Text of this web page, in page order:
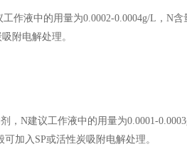
作液中的用量为0.0002-0.0004g/L，N
附电解处理。
，N建议工作液中的用量为0.0001-
加入SP或活性炭吸附电解处理。